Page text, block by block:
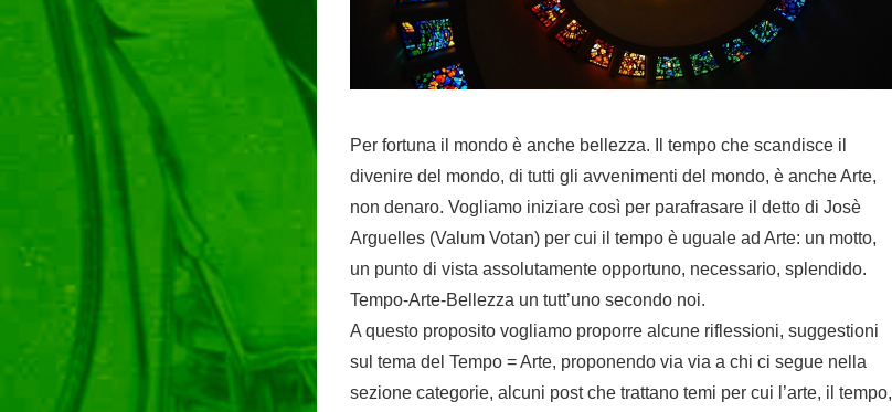
Per fortuna il mondo è anche bellezza. Il tempo che scandisce il
divenire del mondo, di tutti gli avvenimenti del mondo, è anche Arte,
non denaro. Vogliamo iniziare così per parafrasare il detto di Josè
Arguelles (Valum Votan) per cui il tempo è uguale ad Arte: un motto,
un punto di vista assolutamente opportuno, necessario, splendido.
Tempo-Arte-Bellezza un tutt’uno secondo noi.
A questo proposito vogliamo proporre alcune riflessioni, suggestioni
sul tema del Tempo = Arte, proponendo via via a chi ci segue nella
sezione categorie, alcuni post che trattano temi per cui l’arte, il tempo,